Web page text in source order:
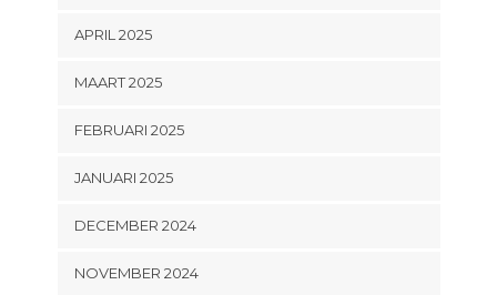
APRIL 2025
MAART 2025
FEBRUARI 2025
JANUARI 2025
DECEMBER 2024
NOVEMBER 2024